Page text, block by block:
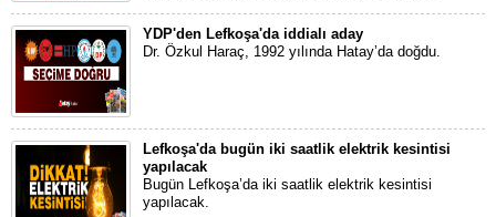
YDP'den Lefkoşa'da iddialı aday
Dr. Özkul Haraç, 1992 yılında Hatay’da doğdu.
Lefkoşa'da bugün iki saatlik elektrik kesintisi
yapılacak
Bugün Lefkoşa’da iki saatlik elektrik kesintisi
yapılacak.